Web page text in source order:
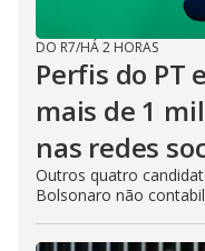
DO R7/HÁ 2 HORAS
Perfis do PT
mais de 1
nas redes
Outros quatro
Bolsonaro não